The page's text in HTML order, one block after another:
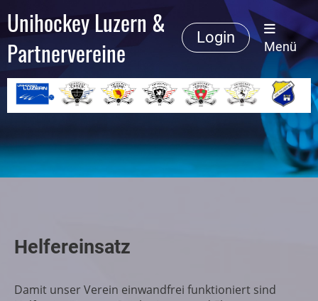
Unihockey Luzern &
Partnervereine
Login
Menü
Helfereinsatz
Damit unser Verein einwandfrei funktioniert sind